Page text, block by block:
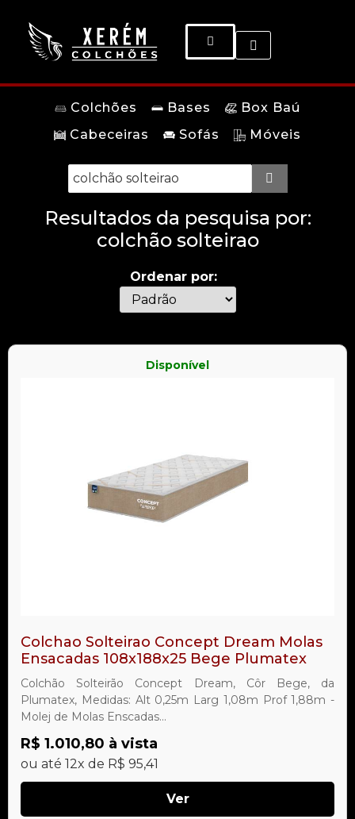
Colchões Bases
Box Baú
Cabeceiras
Sofás Móveis
Resultados da pesquisa por:
colchão solteirao
Ordenar por:
Disponível
Colchao Solteirao Concept Dream Molas
Ensacadas 108x188x25 Bege Plumatex
Colchão Solteirão Concept Dream, Côr Bege, da
Plumatex, Medidas: Alt 0,25m Larg 1,08m Prof 1,88m -
Molej de Molas Enscadas...
R$ 1.010,80 à vista
ou até 12x de R$ 95,41
Ver